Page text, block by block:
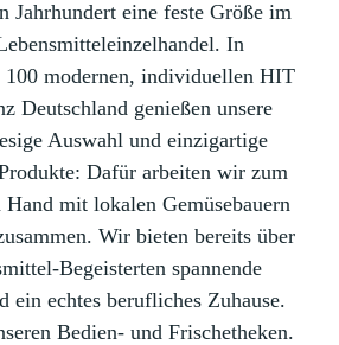
Jahrhundert eine feste Größe im
In
modernen, individuellen HIT
Deutschland genießen unsere
Auswahl und einzigartige
Dafür arbeiten wir zum
mit lokalen Gemüsebauern
Wir bieten bereits über
Begeisterten spannende
ein echtes berufliches Zuhause.
Bedien- und Frischetheken.